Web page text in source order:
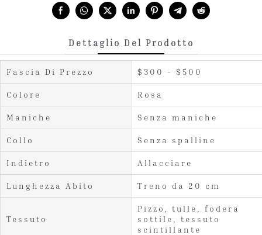
Dettaglio Del Prodotto
Fascia Di Prezzo $300 - $500
Colore Rosa
Maniche Senza maniche
Collo Senza spalline
Indietro Allacciare
Lunghezza Abito Treno da 20 cm
Tessuto
Pizzo, tulle, fodera
sottile, tessuto
scintillante